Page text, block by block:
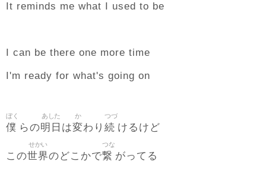
It reminds me what I used to be
I can be there one more time
I'm ready for what's going on
僕
ぼく
らの明日
あした
は変
か
わり 続
つづ
けるけど
この世界
せかい
のどこかで繋
つな
がってる